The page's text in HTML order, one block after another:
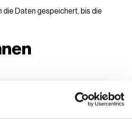
die Daten gespeichert, bis die
werden wir Nutzerdaten